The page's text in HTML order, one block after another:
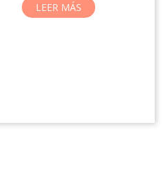
LEER MÁS